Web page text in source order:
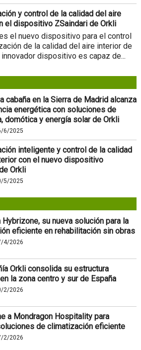
y control de la calidad del aire
el dispositivo ZSaindari de Orkli
el nuevo dispositivo para el control
de la calidad del aire interior de
dispositivo es capaz de...
cabaña en la Sierra de Madrid alcanza
energética con soluciones de
domótica y energía solar de Orkli
6/2025
inteligente y control de la calidad
con el nuevo dispositivo
Orkli
5/2025
Hybrizone, su nueva solución para la
eficiente en rehabilitación sin obras
4/2026
Orkli consolida su estructura
la zona centro y sur de España
2/2026
a Mondragon Hospitality para
de climatización eficiente
2/2026